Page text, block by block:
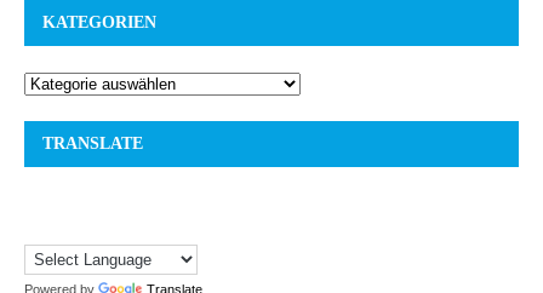
KATEGORIEN
TRANSLATE
Powered by Translate